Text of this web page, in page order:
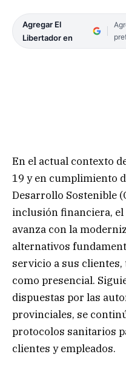
Agregar El
Libertador en
En el actual contexto
19 y en cumplimiento
Desarrollo Sostenible
inclusión financiera, el
avanza con la
alternativos
servicio a sus
como presencial.
dispuestas por las
provinciales, se
protocolos sanitarios
clientes y empleados.